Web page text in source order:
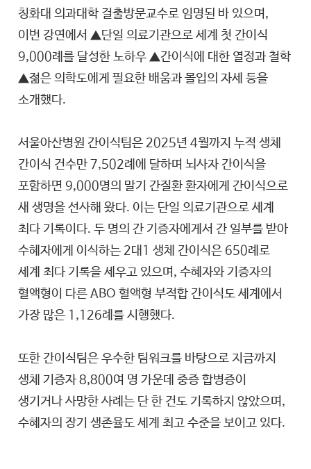
칭화대 의과대학 걸출방문교수로 임명된 바 있으며,
이번 강연에서 ▲단일 의료기관으로 세계 첫 간이식
9,000례를 달성한 노하우 ▲간이식에 대한 열정과 철학
▲젊은 의학도에게 필요한 배움과 몰입의 자세 등을
소개했다.
서울아산병원 간이식팀은 2025년 4월까지 누적 생체
간이식 건수만 7,502례에 달하며 뇌사자 간이식을
포함하면 9,000명의 말기 간질환 환자에게 간이식으로
새 생명을 선사해 왔다. 이는 단일 의료기관으로 세계
최다 기록이다. 두 명의 간 기증자에게서 간 일부를 받아
수혜자에게 이식하는 2대1 생체 간이식은 650례로
세계 최다 기록을 세우고 있으며, 수혜자와 기증자의
혈액형이 다른 ABO 혈액형 부적합 간이식도 세계에서
가장 많은 1,126례를 시행했다.
또한 간이식팀은 우수한 팀워크를 바탕으로 지금까지
생체 기증자 8,800여 명 가운데 중증 합병증이
생기거나 사망한 사례는 단 한 건도 기록하지 않았으며,
수혜자의 장기 생존율도 세계 최고 수준을 보이고 있다.